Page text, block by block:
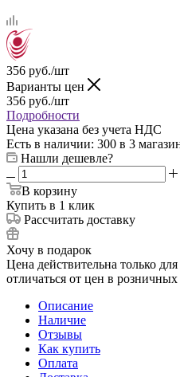
356 руб./шт
Варианты цен
356 руб./шт
Подробности
Цена указана без учета НДС
Есть в наличии: 300 в 3
Нашли дешевле?
В корзину
Купить в 1 клик
Рассчитать доставку
Хочу в подарок
Цена действительна только
отличаться от цен в
Описание
Наличие
Отзывы
Как купить
Оплата